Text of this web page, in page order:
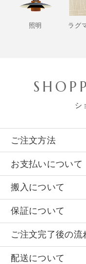
照明 ラグ
シ
ご注文方法
お支払いについて
搬入について
保証について
ご注文完了後の流
配送について